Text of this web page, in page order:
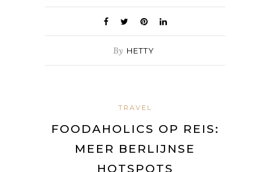
By HETTY
TRAVEL
FOODAHOLICS OP REIS:
MEER BERLIJNSE
HOTSPOTS